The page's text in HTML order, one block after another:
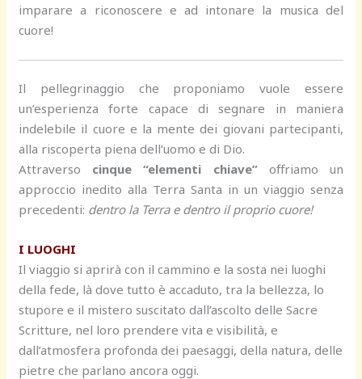
imparare a riconoscere e ad intonare la musica del
cuore!
Il pellegrinaggio che proponiamo vuole essere
un’esperienza forte capace di segnare in maniera
indelebile il cuore e la mente dei giovani partecipanti,
alla riscoperta piena dell’uomo e di Dio.
Attraverso cinque “elementi chiave”offriamo un
approccio inedito alla Terra Santa in un viaggio senza
precedenti: dentro la Terra e dentro il proprio cuore!
I LUOGHI
Il viaggio si aprirà con il cammino e la sosta nei luoghi
della fede, là dove tutto è accaduto, tra la bellezza, lo
stupore e il mistero suscitato dall’ascolto delle Sacre
Scritture, nel loro prendere vita e visibilità, e
dall’atmosfera profonda dei paesaggi, della natura, delle
pietre che parlano ancora oggi.